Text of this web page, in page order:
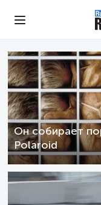
Он собирает
Polaroid